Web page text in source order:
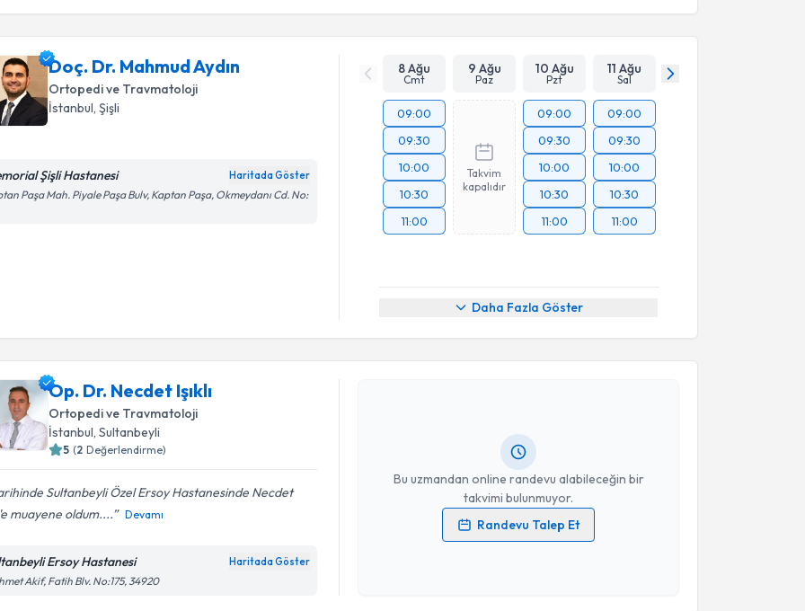
Takvim Talebini Gönder
Doç. Dr. Mahmud Aydın
Ortopedi ve Travmatoloji
İstanbul , Şişli
Şişli Hastanesi Haritada Göster
Paşa Mah. Piyale Paşa Bulv, Kaptan Paşa, Okmeydanı Cd. No:
8 Ağu
Cmt
9 Ağu
Paz
10 Ağu
Pzt
11 Ağu
Sal
09:00
09:30
10:00
10:30
11:00
Takvim
kapalıdır
09:00
09:30
10:00
10:30
11:00
09:00
09:30
10:00
10:30
11:00
Daha Fazla Göster
Op. Dr. Necdet Işıklı
Ortopedi ve Travmatoloji
İstanbul, Sultanbeyli
5 (2 Değerlendirme)
Sultanbeyli Özel Ersoy Hastanesinde Necdet
muayene oldum....
Devamı
Ersoy Hastanesi Haritada Göster
Akif, Fatih Blv. No:175, 34920
Bu uzmandan online randevu alabileceğin bir
takvimi bulunmuyor.
Randevu Talep Et
Randevu Takvimi Talebi
Op. Dr. Necdet Işıklı
Kişisel verilerimin işlenmesine ilişkinAydınlatma Metni
Randevu Takvimi Talebi